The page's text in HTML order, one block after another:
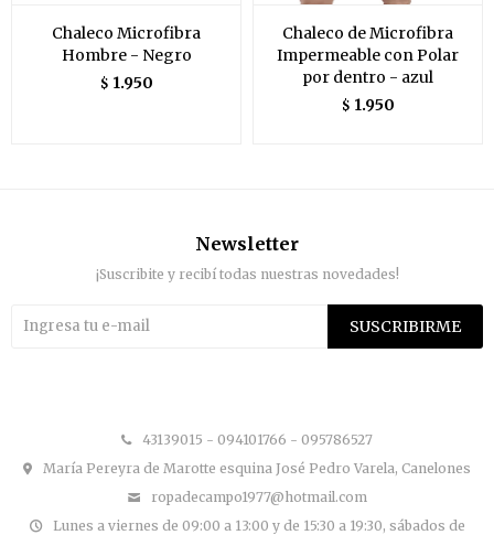
Chaleco Microfibra
Hombre - Negro
$ 1.950
Chaleco de Microfibra
Impermeable con Polar
por dentro - azul
$ 1.950
43139015 - 094101766 - 095786527
María Pereyra de Marotte esquina José Pedro Varela, Canelones
ropadecampo1977@hotmail.com
Lunes a viernes de 09:00 a 13:00 y de 15:30 a 19:30, sábados de
Newsletter
¡Suscribite y recibí todas nuestras novedades!
SUSCRIBIRME